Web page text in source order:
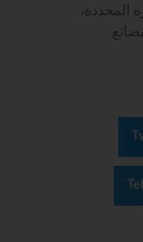
المحددة،